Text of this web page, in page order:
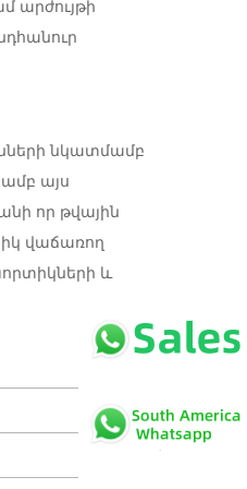
արժույթի
նկատմամբ
այս
որ թվային
վաճառող
և
աճը